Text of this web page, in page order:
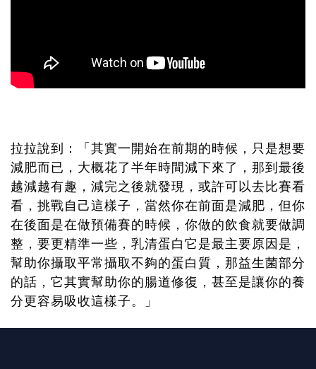
拉拉說到：「其實一開始在前期的時候，只是想要
減肥而已，大概花了半年時間減下來了，那到最後
越減越有趣，減完之後就發現，或許可以去比賽看
看，挑戰自己這樣子，當然你在前面是減肥，但你
在後面是在做預備賽的時候，你做的飲食就要做調
整，要更精準一些，乳清蛋白它是最主要原因是，
幫助你攝取平常攝取不夠的蛋白質，那益生菌部分
的話，它其實幫助你的腸道修復，甚至是讓你的養
分更容易吸收這樣子。」